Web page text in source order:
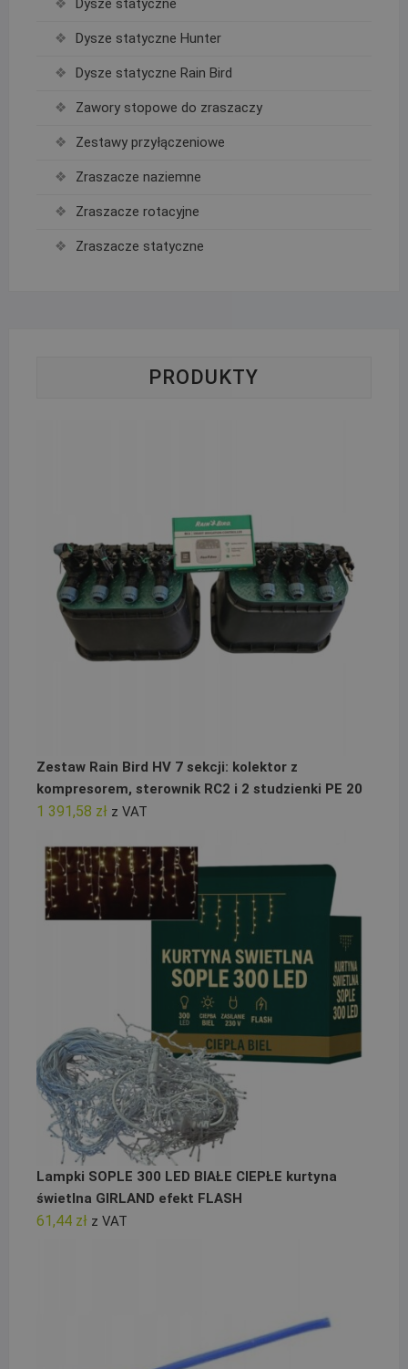
Dysze statyczne
Dysze statyczne Hunter
Dysze statyczne Rain Bird
Zawory stopowe do zraszaczy
Zestawy przyłączeniowe
Zraszacze naziemne
Zraszacze rotacyjne
Zraszacze statyczne
PRODUKTY
Zestaw Rain Bird HV 7 sekcji: kolektor z
kompresorem, sterownik RC2 i 2 studzienki PE 20
1 391,58 zł z VAT
Lampki SOPLE 300 LED BIAŁE CIEPŁE kurtyna
świetlna GIRLAND efekt FLASH
61,44 zł z VAT